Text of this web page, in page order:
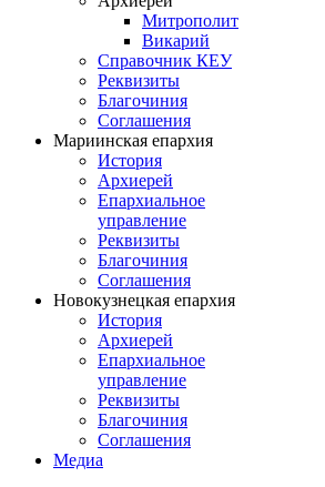
Митрополит
Викарий
Справочник КЕУ
Реквизиты
Благочиния
Соглашения
Мариинская епархия
История
Архиерей
Епархиальное
управление
Реквизиты
Благочиния
Соглашения
Новокузнецкая епархия
История
Архиерей
Епархиальное
управление
Реквизиты
Благочиния
Соглашения
Медиа